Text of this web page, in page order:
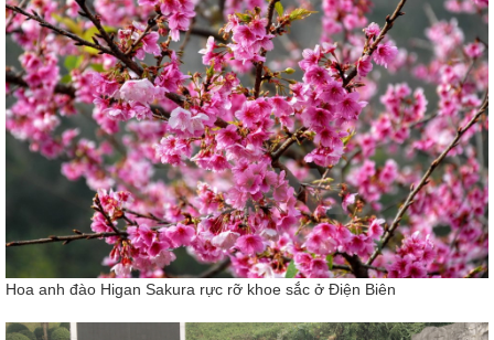
Hoa anh đào Higan Sakura rực rỡ khoe sắc ở Điện Biên